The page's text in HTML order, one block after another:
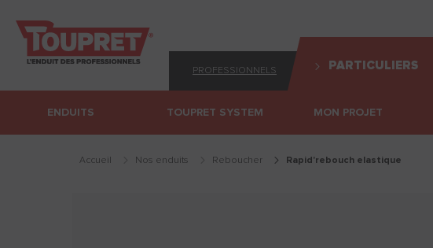
PROFESSIONNELS PARTICULIERS
ENDUITS TOUPRET SYSTEM MON PROJET
Accueil Nos enduits reboucher
rapid'rebouch elastique